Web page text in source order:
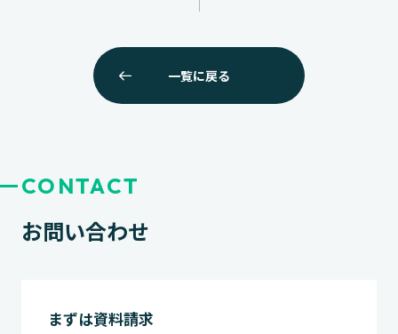
一覧に戻る
CONTACT
お問い合わせ
まずは資料請求